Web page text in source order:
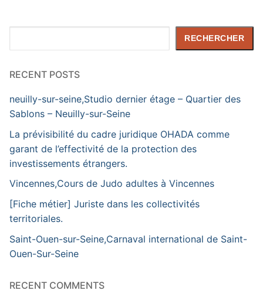
RECHERCHER
RECENT POSTS
neuilly-sur-seine,Studio dernier étage – Quartier des
Sablons – Neuilly-sur-Seine
La prévisibilité du cadre juridique OHADA comme
garant de l’effectivité de la protection des
investissements étrangers.
Vincennes,Cours de Judo adultes à Vincennes
[Fiche métier] Juriste dans les collectivités
territoriales.
Saint-Ouen-sur-Seine,Carnaval international de Saint-
Ouen-Sur-Seine
RECENT COMMENTS